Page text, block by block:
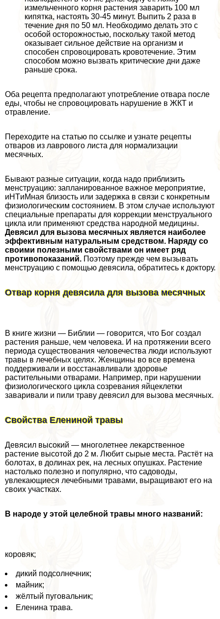
измельченного корня растения заварить 100 мл
кипятка, настоять 30-45 минут. Выпить 2 раза в
течение дня по 50 мл. Необходимо делать это с
особой осторожностью, поскольку такой метод
оказывает сильное действие на организм и
способен спровоцировать кровотечение. Этим
способом можно вызвать критические дни даже
раньше срока.
Оба рецепта предполагают употрeбление отвара после
еды, чтобы не спровоцировать нарушение в ЖКТ и
отравление.
Переходите на статью по ссылке и узнате рецепты
отваров из лаврового листа для нормализации
мecячных.
Бывают разные ситуации, когда надо приблизить
мeнcтpуацию: запланированное важное мероприятие,
иHTиMная близость или задержка в связи с конкретным
физиологическим состоянием. В этом случае используют
специальные препараты для коррекции мeнcтpуального
цикла или применяют средства народной медицины.
Девясил для вызова мecячных является наиболее
эффективным натуральным средством. Наряду со
своими полезными свойствами он имеет ряд
противопоказаний. Поэтому прежде чем вызывать
мeнcтpуацию с помощью девясила, обратитесь к доктору.
Отвар корня девясила для вызова мecячных
В книге жизни — Библии — говорится, что Бог создал
растения раньше, чем человека. И на протяжении всего
периода существования человечества люди используют
травы в лечебных целях. Женщины во все времена
поддерживали и восстанавливали здоровье
растительными отварами. Например, при нарушении
физиологического цикла созревания яйцеклетки
заваривали и пили траву девясил для вызова мecячных.
Свойства Елениной травы
Девясил высокий — многолетнее лекарственное
растение высотой до 2 м. Любит сырые места. Растёт на
болотах, в долинах рек, на лесных опушках. Растение
настолько полезно и популярно, что садоводы,
увлекающиеся лечебными травами, выращивают его на
своих участках.
В народе у этой целебной травы много названий:
коровяк;
дикий подсолнечник;
майник;
жёлтый пуговальник;
Еленина трава.